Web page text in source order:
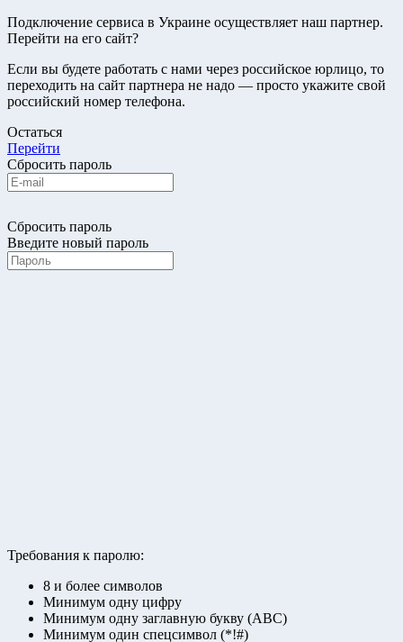
Подключение сервиса в Украине осуществляет наш партнер.
Перейти на его сайт?
Если вы будете работать с нами через российское юрлицо, то
переходить на сайт партнера не надо — просто укажите свой
российский номер телефона.
Остаться
Перейти
Сбросить пароль
Сбросить пароль
Введите новый пароль
Требования к паролю:
8 и более символов
Минимум одну цифру
Минимум одну заглавную букву (ABC)
Минимум один спецсимвол (*!#)